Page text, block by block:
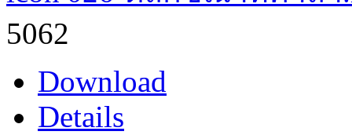
5062
Download
Details